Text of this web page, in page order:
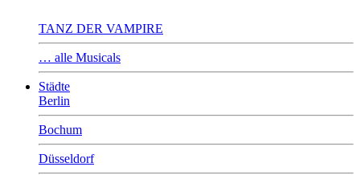
TANZ DER VAMPIRE
… alle Musicals
Städte
Berlin
Bochum
Düsseldorf